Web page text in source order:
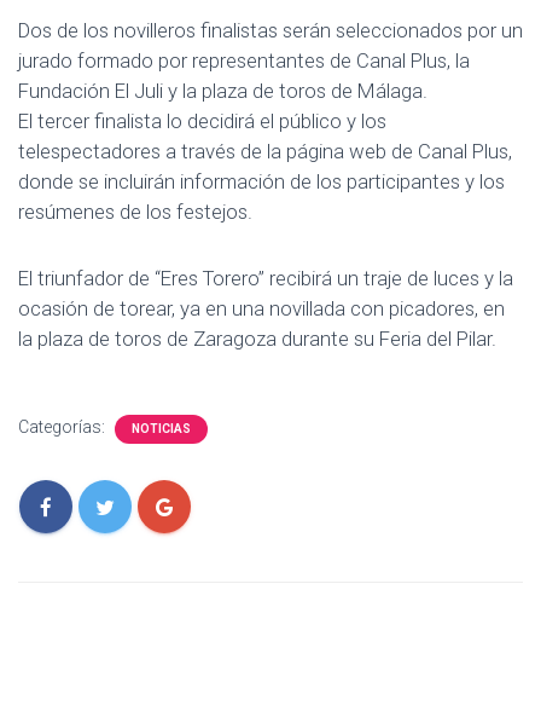
Dos de los novilleros finalistas serán seleccionados por un
jurado formado por representantes de Canal Plus, la
Fundación El Juli y la plaza de toros de Málaga.
El tercer finalista lo decidirá el público y los
telespectadores a través de la página web de Canal Plus,
donde se incluirán información de los participantes y los
resúmenes de los festejos.
El triunfador de “Eres Torero” recibirá un traje de luces y la
ocasión de torear, ya en una novillada con picadores, en
la plaza de toros de Zaragoza durante su Feria del Pilar.
Categorías: NOTICIAS